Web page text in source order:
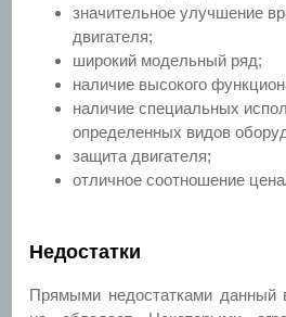
значительное улучшение
двигателя;
широкий модельный ряд;
наличие высокого
наличие специальных
определенных видов
защита двигателя;
отличное соотношение
Недостатки
Прямыми недостатками данный